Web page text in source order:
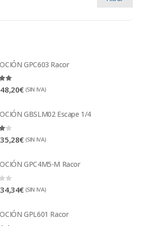
GPC603 Racor
of 5
48,20€ (SIN IVA)
GBSLM02 Escape 1/4
of 5
35,28€ (SIN IVA)
GPC4M5-M Racor
34,34€ (SIN IVA)
GPL601 Racor